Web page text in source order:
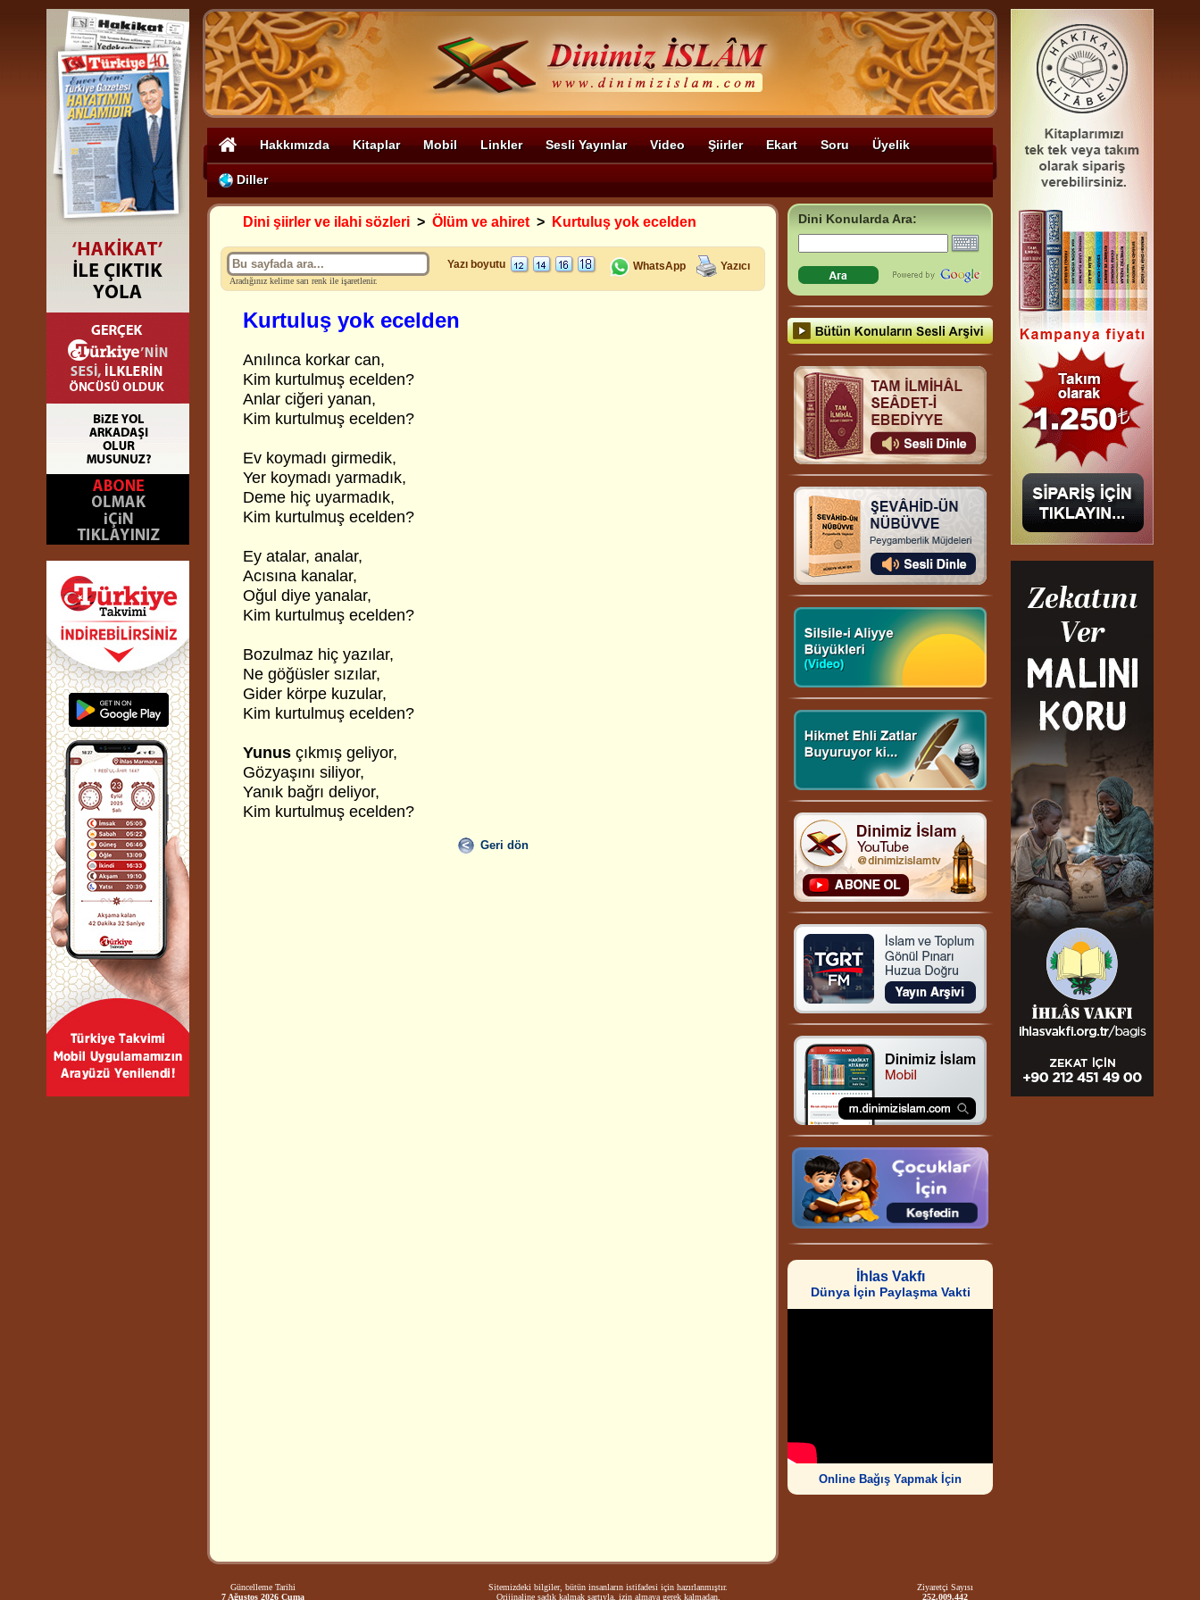
Hakkımızda Kitaplar Mobil Linkler Sesli Yayınlar Video Şiirler Ekart Soru Üyelik
Diller
Dini şiirler ve ilahi sözleri > Ölüm ve ahiret > Kurtuluş yok ecelden
Aradığınız kelime sarı renk ile işaretlenir.
Yazı boyutu WhatsApp Yazıcı
Kurtuluş yok ecelden
Anılınca korkar can,
Kim kurtulmuş ecelden?
Anlar ciğeri yanan,
Kim kurtulmuş ecelden?
Ev koymadı girmedik,
Yer koymadı yarmadık,
Deme hiç uyarmadık,
Kim kurtulmuş ecelden?
Ey atalar, analar,
Acısına kanalar,
Oğul diye yanalar,
Kim kurtulmuş ecelden?
Bozulmaz hiç yazılar,
Ne göğüsler sızılar,
Gider körpe kuzular,
Kim kurtulmuş ecelden?
Yunus çıkmış geliyor,
Gözyaşını siliyor,
Yanık bağrı deliyor,
Kim kurtulmuş ecelden?
Geri dön
Dini Konularda Ara:
İhlas Vakfı
Dünya İçin Paylaşma Vakti
Online Bağış Yapmak İçin
Güncelleme Tarihi
7 Ağustos 2026 Cuma
Sitemizdeki bilgiler, bütün insanların istifadesi için hazırlanmıştır.
Orijinaline sadık kalmak şartıyla, izin almaya gerek kalmadan,
Ziyaretçi Sayısı
252.009.442